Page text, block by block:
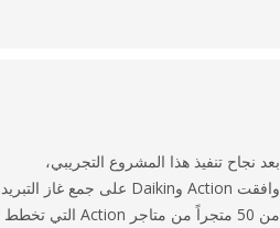
بعد نجاح تنفيذ هذا المشروع التجريبي،
وافقت Action وDaikin على جمع غاز التبريد
من 50 متجراً من متاجر Action التي تخطط